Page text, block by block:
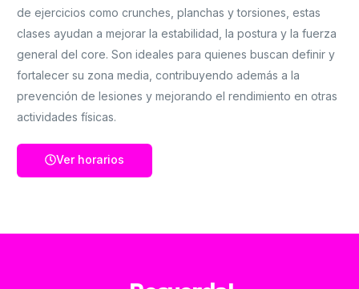
de ejercicios como crunches, planchas y torsiones, estas
clases ayudan a mejorar la estabilidad, la postura y la fuerza
general del core. Son ideales para quienes buscan definir y
fortalecer su zona media, contribuyendo además a la
prevención de lesiones y mejorando el rendimiento en otras
actividades físicas.
Ver horarios